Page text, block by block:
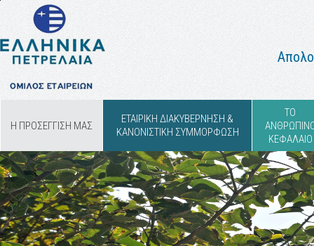
Η ΠΡΟΣΕΓΓΙΣΗ ΜΑΣ
ΕΤΑΙΡΙΚΗ ΔΙΑΚΥΒΕΡΝΗΣΗ &
ΚΑΝΟΝΙΣΤΙΚΗ ΣΥΜΜΟΡΦΩΣΗ
ΤΟ
ΚΕΦΑΛΑΙΟ